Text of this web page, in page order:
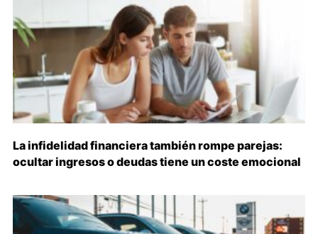
La infidelidad financiera también rompe parejas:
ocultar ingresos o deudas tiene un coste emocional